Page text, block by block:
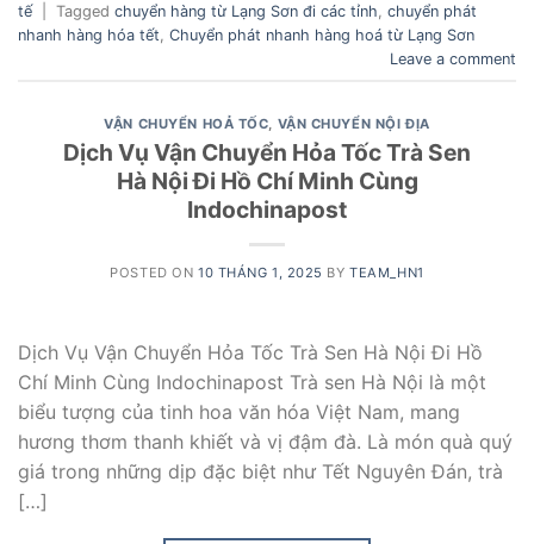
tế
Tagged chuyển hàng từ Lạng Sơn đi các tỉnh chuyển phát
nhanh hàng hóa tết Chuyển phát nhanh hàng hoá từ Lạng Sơn
Leave a comment
VẬN CHUYỂN HOẢ TỐC, VẬN CHUYỂN NỘI ĐỊA
Dịch Vụ Vận Chuyển Hỏa Tốc Trà Sen
Hà Nội Đi Hồ Chí Minh Cùng
Indochinapost
POSTED ON 10 THÁNG 1, 2025 BYTEAM_HN1
Dịch Vụ Vận Chuyển Hỏa Tốc Trà Sen Hà Nội Đi Hồ
Chí Minh Cùng Indochinapost Trà sen Hà Nội là một
biểu tượng của tinh hoa văn hóa Việt Nam, mang
hương thơm thanh khiết và vị đậm đà. Là món quà quý
giá trong những dịp đặc biệt như Tết Nguyên Đán, trà
[…]